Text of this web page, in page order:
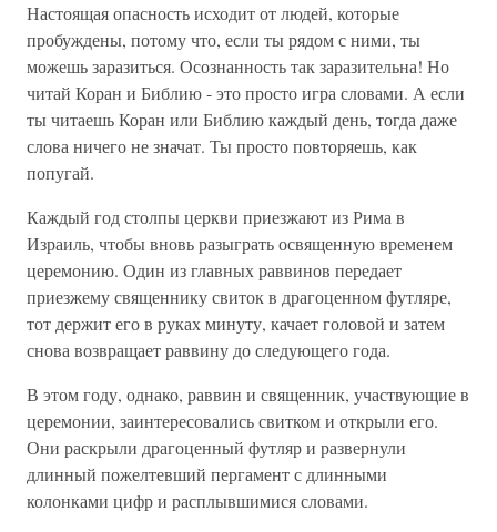
Настоящая опасность исходит от людей, которые
пробуждены, потому что, если ты рядом с ними, ты
можешь заразиться. Осознанность так заразительна! Но
читай Коран и Библию - это просто игра словами. А если
ты читаешь Коран или Библию каждый день, тогда даже
слова ничего не значат. Ты просто повторяешь, как
попугай.
Каждый год столпы церкви приезжают из Рима в
Израиль, чтобы вновь разыграть освященную временем
церемонию. Один из главных раввинов передает
приезжему священнику свиток в драгоценном футляре,
тот держит его в руках минуту, качает головой и затем
снова возвращает раввину до следующего года.
В этом году, однако, раввин и священник, участвующие в
церемонии, заинтересовались свитком и открыли его.
Они раскрыли драгоценный футляр и развернули
длинный пожелтевший пергамент с длинными
колонками цифр и расплывшимися словами.